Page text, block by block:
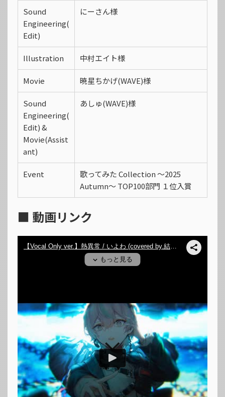
Sound
Engineering(
Edit)
にーさん様
Illustration 中村エイト様
Movie 暁星ちかげ(WAVE)様
Sound
Engineering(
Edit) &
Movie(Assist
ant)
あしゅ(WAVE)様
Event
歌ってみた Collection 〜2025
Autumn〜 TOP100部門 １位入賞
■ 動画リンク